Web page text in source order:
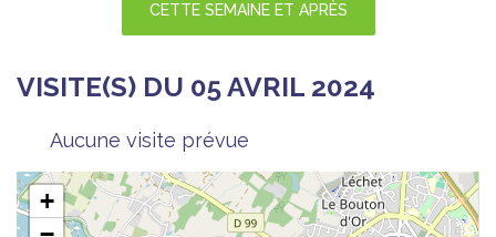
CETTE SEMAINE ET APRÈS
VISITE(S) DU 05 AVRIL 2024
Aucune visite prévue
+